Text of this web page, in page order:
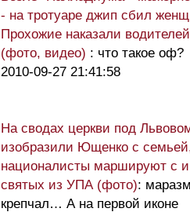
- на тротуаре джип сбил
Прохожие наказали
(фото, видео) : что такое оф?
2010-09-27 21:41:58
На сводах церкви под
изобразили Ющенко с
националисты маршируют с
святых из УПА (фото):
крепчал… А на первой иконе